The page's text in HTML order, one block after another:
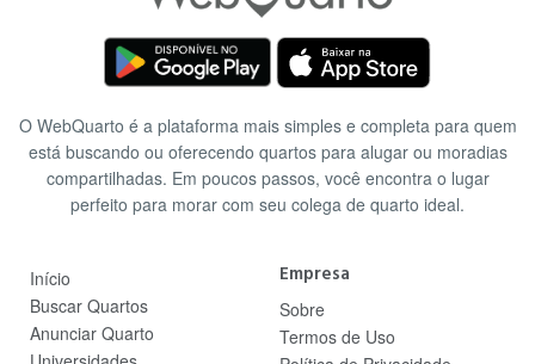
O WebQuarto é a plataforma mais simples e completa para quem
está buscando ou oferecendo quartos para alugar ou moradias
compartilhadas. Em poucos passos, você encontra o lugar
perfeito para morar com seu colega de quarto ideal.
Início
Buscar Quartos
Anunciar Quarto
Empresa
Sobre
Termos de Uso